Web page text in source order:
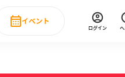
イベント
ログイン